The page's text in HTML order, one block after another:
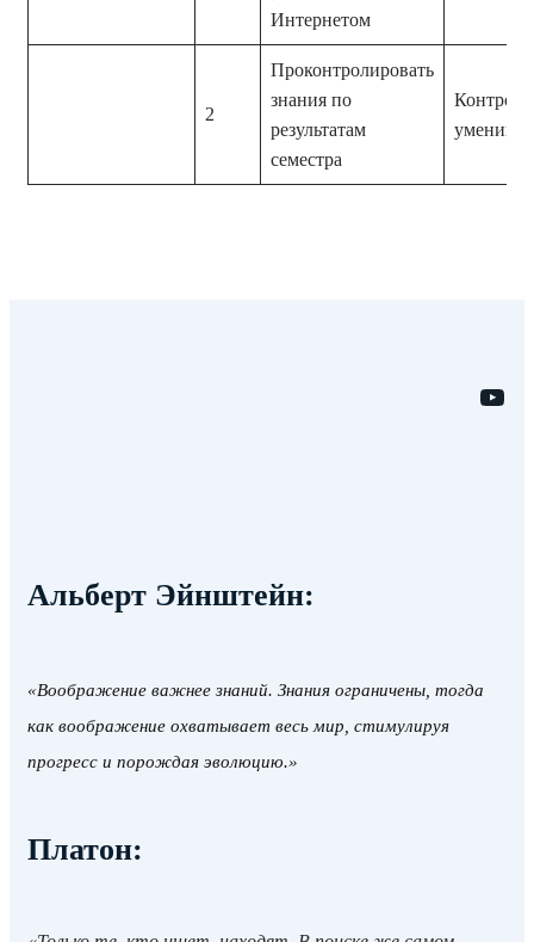
Интернетом
2
Проконтролировать
знания по
результатам
семестра
умений
YouTube
Альберт Эйнштейн:
«Воображение важнее знаний. Знания ограничены, тогда
как воображение охватывает весь мир, стимулируя
прогресс и порождая эволюцию.»
Платон: